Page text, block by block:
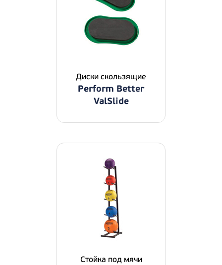
Диски скользящие
Perform Better
ValSlide
Стойка под мячи